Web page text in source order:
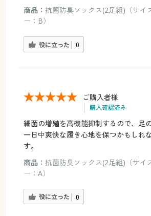
商品： 抗菌防臭ソックス(2足組)（サイ
ー：B）
役に立った 0
ご購入者様
購入確認済み
細菌の増殖を高機能抑制するので、足
一日中爽快な履き心地を保つかもしれ
す。
商品： 抗菌防臭ソックス(2足組)（サイ
ー：A）
役に立った 0